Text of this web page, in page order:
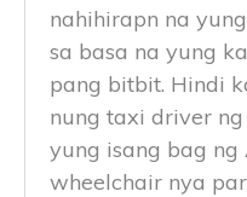
nahihirapn na
sa basa na yung
pang bitbit. Hindi
nung taxi driver
yung isang bag ng
wheelchair nya